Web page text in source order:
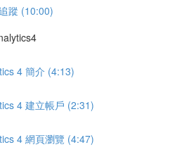
蹤 (10:00)
4 簡介 (4:13)
4 建立帳戶 (2:31)
4 網頁瀏覽 (4:47)